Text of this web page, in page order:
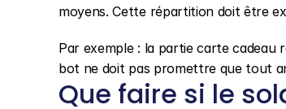
moyens. Cette répartition doit être
Par exemple : la partie carte cadeau
bot ne doit pas promettre que tout
Que faire si le